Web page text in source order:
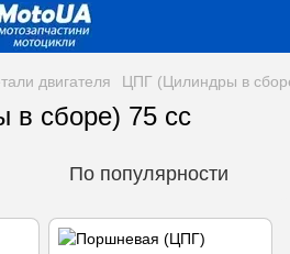
двигателя ЦПГ (Цилиндры в
в сборе) 75 cc
По популярности